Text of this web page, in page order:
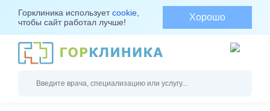
Горклиника используетcookie
чтобы сайт работал лучше!
Хорошо